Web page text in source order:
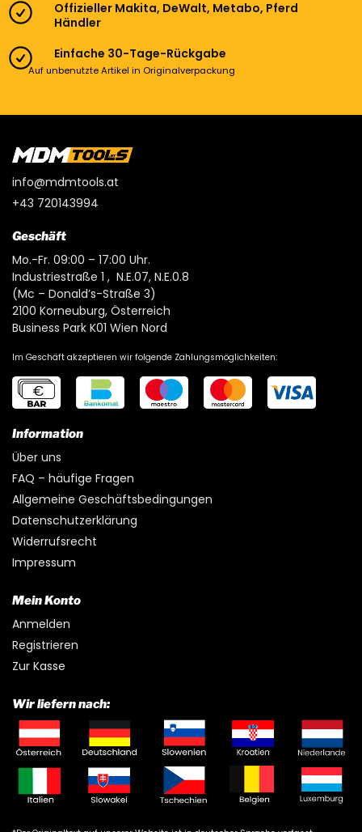
Offizieller Makita, DeWalt, Metabo, Pferd
Händler
Einfache 30-Tage-Rückgabe
Auf unbenutzte Artikel in Originalverpackung
info@mdmtools.at
+43 720143994
Geschäft
Mo.-Fr. 09:00 – 17:00 Uhr.
Industriestraße 1 , N.E.07, N.E.0.8
(Mc – Donald’s-Straße 3)
2100 Korneuburg, Österreich
Business Park K01 Wien Nord
Im Geschäft akzeptieren wir folgende Zahlungsmöglichkeiten:
Information
Über uns
FAQ – häufige Fragen
Allgemeine Geschäftsbedingungen
Datenschutzerklärung
Widerrufsrecht
Impressum
Mein Konto
Anmelden
Registrieren
Zur Kasse
Wir liefern nach: